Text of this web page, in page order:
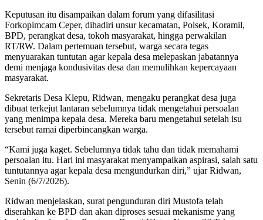
Keputusan itu disampaikan dalam forum yang difasilitasi
Forkopimcam Ceper, dihadiri unsur kecamatan, Polsek, Koramil,
BPD, perangkat desa, tokoh masyarakat, hingga perwakilan
RT/RW. Dalam pertemuan tersebut, warga secara tegas
menyuarakan tuntutan agar kepala desa melepaskan jabatannya
demi menjaga kondusivitas desa dan memulihkan kepercayaan
masyarakat.
Sekretaris Desa Klepu, Ridwan, mengaku perangkat desa juga
dibuat terkejut lantaran sebelumnya tidak mengetahui persoalan
yang menimpa kepala desa. Mereka baru mengetahui setelah isu
tersebut ramai diperbincangkan warga.
“Kami juga kaget. Sebelumnya tidak tahu dan tidak memahami
persoalan itu. Hari ini masyarakat menyampaikan aspirasi, salah satu
tuntutannya agar kepala desa mengundurkan diri,” ujar Ridwan,
Senin (6/7/2026).
Ridwan menjelaskan, surat pengunduran diri Mustofa telah
diserahkan ke BPD dan akan diproses sesuai mekanisme yang